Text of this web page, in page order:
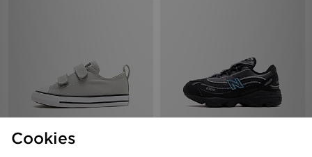
Converse Chuck Taylor All Star Ox
Cookies